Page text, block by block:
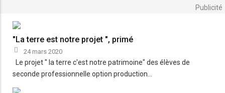
Publicité
"La terre est notre projet ", primé
24 mars 2020
Le projet " la terre c'est notre patrimoine" des élèves de
seconde professionnelle option production…